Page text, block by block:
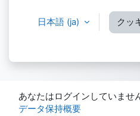
日本語 ‎(ja)‎ クッ
あなたはログインしていませ
データ保持概要